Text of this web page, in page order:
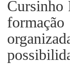
Cursinho